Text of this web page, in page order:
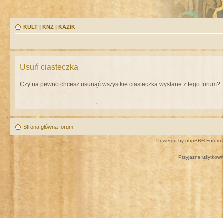
KULT | KNŻ | KAZIK
Usuń ciasteczka
Czy na pewno chcesz usunąć wszystkie ciasteczka wysłane z tego forum?
Strona główna forum
Powered by phpBB® Forum
Przyjazne